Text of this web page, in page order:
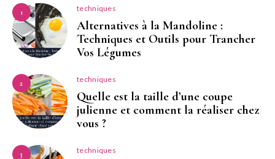
1 techniques
Alternatives à la Mandoline :
Techniques et Outils pour Trancher
Vos Légumes
2 techniques
Quelle est la taille d’une coupe
julienne et comment la réaliser chez
vous ?
3 techniques